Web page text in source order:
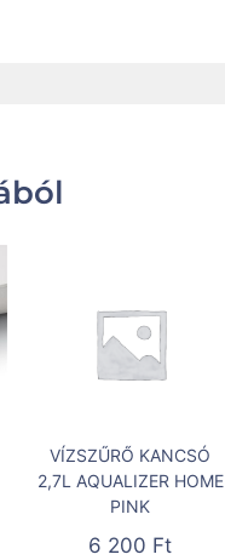
VÍZSZŰRŐ KANCSÓ
2,7L AQUALIZER HOME
PINK
6 200 Ft